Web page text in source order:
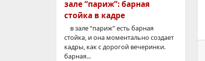
зале “париж”: барная
стойка в кадре
в зале “париж” есть барная
стойка, и она моментально создает
кадры, как с дорогой вечеринки.
барная...